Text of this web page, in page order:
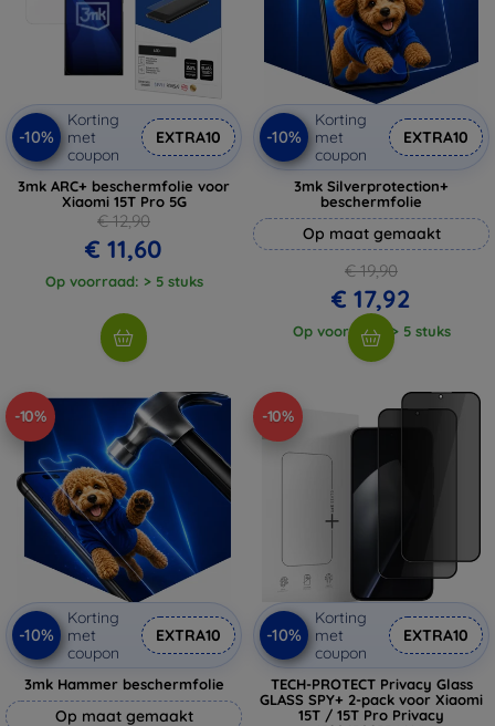
-10%
Korting
met
coupon
EXTRA10
3mk ARC+ beschermfolie voor
Xiaomi 15T Pro 5G
€ 12,90
€ 11,60
Op voorraad: > 5 stuks
-10%
Korting
met
coupon
EXTRA10
3mk Silverprotection+
beschermfolie
Op maat gemaakt
€ 19,90
€ 17,92
Op voorraad: > 5 stuks
-10%
-10%
Korting
met
coupon
EXTRA10
3mk Hammer beschermfolie
Op maat gemaakt
-10%
-10%
Korting
met
coupon
EXTRA10
TECH-PROTECT Privacy Glass
GLASS SPY+ 2-pack voor Xiaomi
15T / 15T Pro Privacy